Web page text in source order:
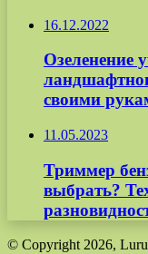
16.12.2022
Озеленение
своими
11.05.2023
Триммер
выбрать?
© Copyright 2026,